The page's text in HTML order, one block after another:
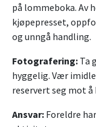
på lommeboka. Av
kjøpepresset,
og unngå handling.
Fotografering: Ta
hyggelig. Vær
reservert seg mot
Ansvar: Foreldre